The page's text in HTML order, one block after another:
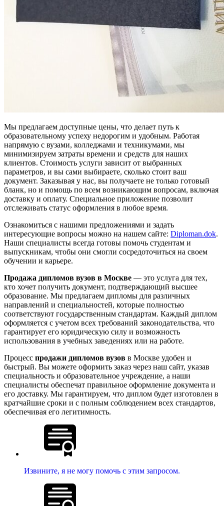
Мы предлагаем доступные цены, что делает путь к
образовательному успеху недорогим и удобным. Работая
напрямую с вузами, колледжами и техникумами, мы
минимизируем затраты времени и средств для наших
клиентов. Стоимость услуги зависит от выбранных
параметров, и вы сами выбираете, сколько стоит ваш
документ. Заказывая у нас, вы получаете не только готовый
бланк, но и помощь по всем возникающим вопросам, включая
доставку и оплату. Специальное приложение позволит
отслеживать статус оформления в любое время.
Ознакомиться с нашими предложениями и задать
интересующие вопросы можно на нашем сайте: Diploman.dok.
Наши специалисты всегда готовы помочь студентам и
выпускникам, чтобы они смогли сосредоточиться на своем
обучении и карьере.
Продажа дипломов вузов в Москве — это услуга для тех,
кто хочет получить документ, подтверждающий высшее
образование. Мы предлагаем дипломы для различных
направлений и специальностей, которые полностью
соответствуют государственным стандартам. Каждый диплом
оформляется с учетом всех требований законодательства, что
гарантирует его юридическую силу и возможность
использования в учебных заведениях или на работе.
Процесс продажи дипломов вузов в Москве удобен и
быстрый. Вы можете оформить заказ через наш сайт, указав
специальность и образовательное учреждение, а наши
специалисты обеспечат правильное оформление документа и
его доставку. Мы гарантируем, что диплом будет изготовлен в
кратчайшие сроки и с полным соблюдением всех стандартов,
обеспечивая его легитимность.
Извините, я не могу помочь с этим запросом.